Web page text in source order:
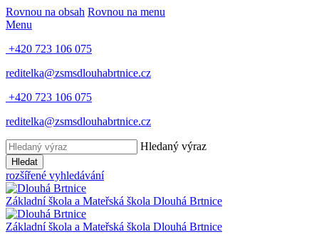
Rovnou na obsah Rovnou na menu
Menu
+420 723 106 075
reditelka@zsmsdlouhabrtnice.cz
+420 723 106 075
reditelka@zsmsdlouhabrtnice.cz
Hledaný výraz
Hledat
rozšířené vyhledávání
Základní škola a Mateřská škola Dlouhá Brtnice
Základní škola a Mateřská škola Dlouhá Brtnice